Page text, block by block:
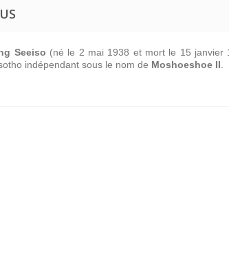
Seeiso (né le 2 mai 1938 et mort le 15 janvier
indépendant sous le nom de Moshoeshoe II